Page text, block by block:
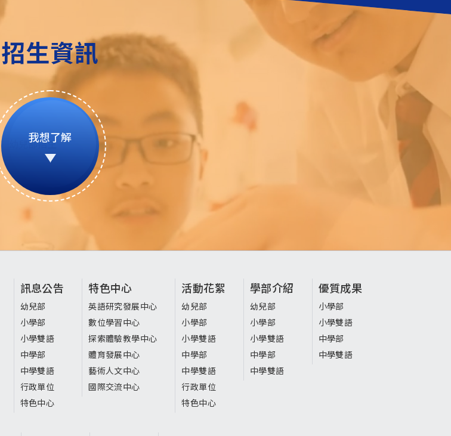
招生資訊
我想了解
訊息公告
幼兒部
小學部
小學雙語
中學部
中學雙語
行政單位
特色中心
特色中心
英語研究發展中心
數位學習中心
探索體驗教學中心
體育發展中心
藝術人文中心
國際交流中心
活動花絮
幼兒部
小學部
小學雙語
中學部
中學雙語
行政單位
特色中心
學部介紹
幼兒部
小學部
小學雙語
中學部
中學雙語
優質成果
小學部
小學雙語
中學部
中學雙語